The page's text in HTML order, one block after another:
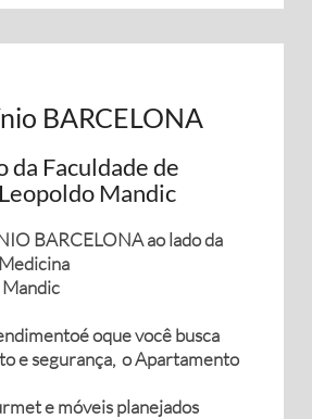
BARCELONA
da Faculdade de
Mandic
BARCELONA ao lado da
Mandic
oque você busca
e segurança, o Apartamento
e móveis planejados